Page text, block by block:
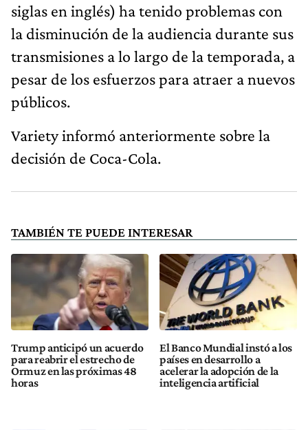
siglas en inglés) ha tenido problemas con
la disminución de la audiencia durante sus
transmisiones a lo largo de la temporada, a
pesar de los esfuerzos para atraer a nuevos
públicos.
Variety informó anteriormente sobre la
decisión de Coca-Cola.
TAMBIÉN TE PUEDE INTERESAR
Trump anticipó un acuerdo
para reabrir el estrecho de
Ormuz en las próximas 48
horas
El Banco Mundial instó a los
países en desarrollo a
acelerar la adopción de la
inteligencia artificial